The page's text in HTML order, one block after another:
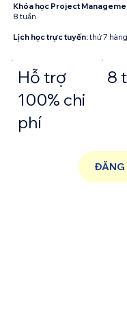
Khóa học Project
8 tuần
Lịch học trực tuyến:thứ 7
Hỗ trợ
100% chi
phí
8